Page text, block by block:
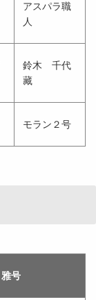
アスパラ職
人
鈴木 千代
藏
モラン２号
雅号